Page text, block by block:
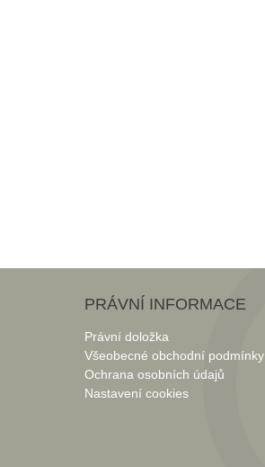
PRÁVNÍ INFORMACE
Právní doložka
Všeobecné obchodní podmínky
Ochrana osobních údajů
Nastavení cookies